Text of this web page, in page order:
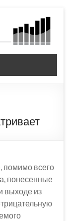
всего
понесенные
выходе из